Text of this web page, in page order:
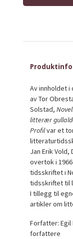
Produktinfo
Av innholdet
av Tor
Solstad,
litterær
Profilvar et
Jan Erik Vold,
overtok i
tidsskriftet i
tidsskriftet til
I tillegg til
artikler om
Forfatter:
forfattere